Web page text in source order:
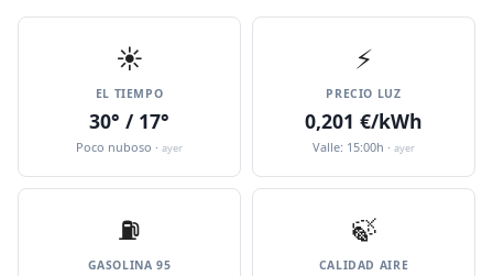
☀️
EL TIEMPO
30° / 17°
Poco nuboso · ayer
⚡
PRECIO LUZ
0,201 €/kWh
Valle: 15:00h · ayer
⛽️
GASOLINA 95
🍃
CALIDAD AIRE